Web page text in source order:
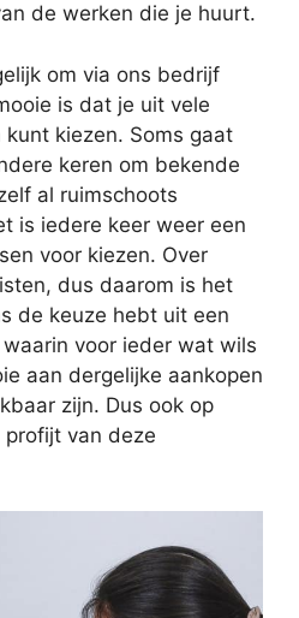
de werken die je huurt.
om via ons bedrijf
is dat je uit vele
kiezen. Soms gaat
keren om bekende
al ruimschoots
is iedere keer weer een
voor kiezen. Over
dus daarom is het
de keuze hebt uit een
voor ieder wat wils
aan dergelijke aankopen
zijn. Dus ook op
van deze